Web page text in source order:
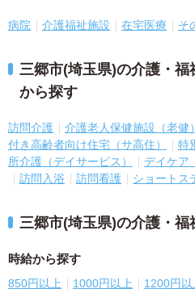
病院 介護福祉施設 在宅医療 そ
三郷市(埼玉県)の介護・
から探す
訪問介護 介護老人保健施設（老健）
付き高齢者向け住宅（サ高住）
特
所介護（デイサービス）
デイケア
訪問入浴
訪問看護 ショートス
三郷市(埼玉県)の介護・
時給から探す
850円以上 1000円以上 1200円以